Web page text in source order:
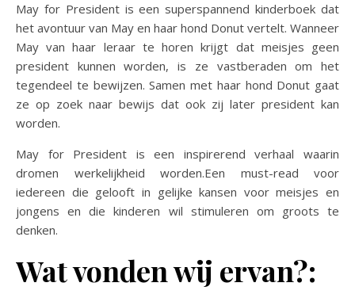
May for President is een superspannend kinderboek dat
het avontuur van May en haar hond Donut vertelt. Wanneer
May van haar leraar te horen krijgt dat meisjes geen
president kunnen worden, is ze vastberaden om het
tegendeel te bewijzen. Samen met haar hond Donut gaat
ze op zoek naar bewijs dat ook zij later president kan
worden.
May for President is een inspirerend verhaal waarin
dromen werkelijkheid worden.Een must-read voor
iedereen die gelooft in gelijke kansen voor meisjes en
jongens en die kinderen wil stimuleren om groots te
denken.
Wat vonden wij ervan?: